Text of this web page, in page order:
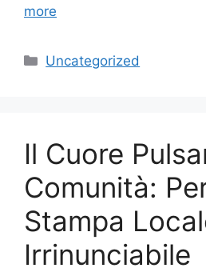
more
Categories
Uncategorized
Il Cuore
Comunità:
Stampa
Irrinunciabile